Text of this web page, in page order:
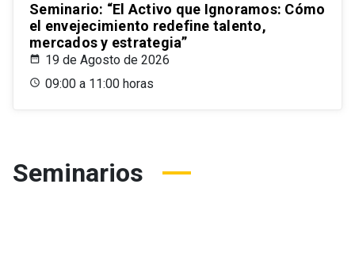
Seminario: “El Activo que Ignoramos: Cómo
el envejecimiento redefine talento,
mercados y estrategia”
19 de Agosto de 2026
09:00 a 11:00 horas
Seminarios